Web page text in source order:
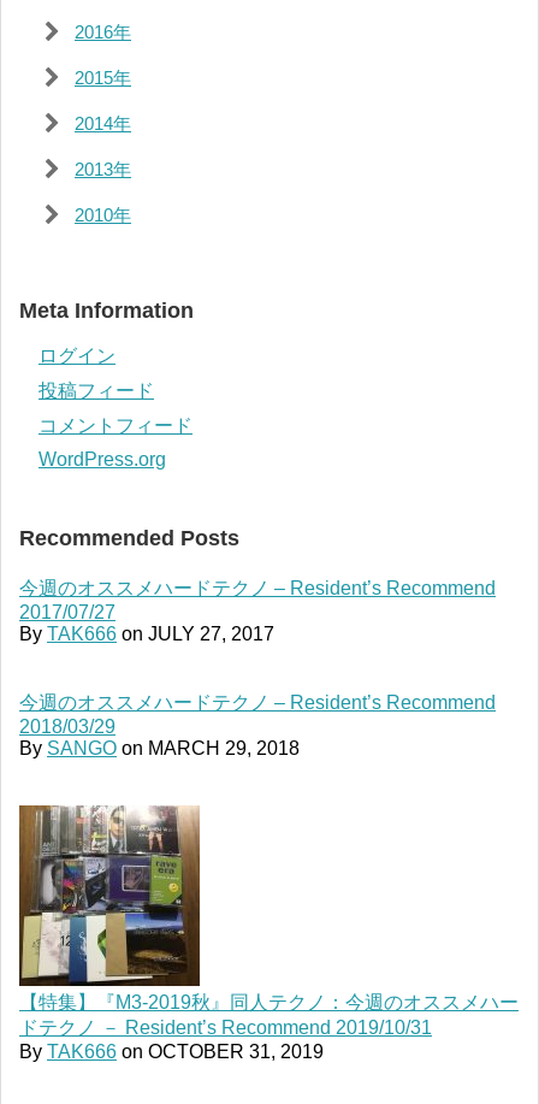
2016年
2015年
2014年
2013年
2010年
Meta Information
ログイン
投稿フィード
コメントフィード
WordPress.org
Recommended Posts
今週のオススメハードテクノ – Resident’s Recommend
2017/07/27
By TAK666 on JULY 27, 2017
今週のオススメハードテクノ – Resident’s Recommend
2018/03/29
By SANGO on MARCH 29, 2018
【特集】『M3-2019秋』同人テクノ：今週のオススメハー
ドテクノ － Resident’s Recommend 2019/10/31
By TAK666 on OCTOBER 31, 2019